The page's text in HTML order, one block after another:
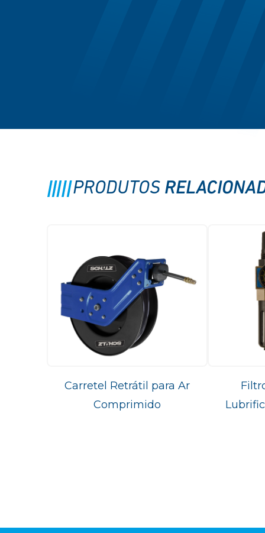
PRODUTOS
Carretel Retrátil para Ar
Comprimido